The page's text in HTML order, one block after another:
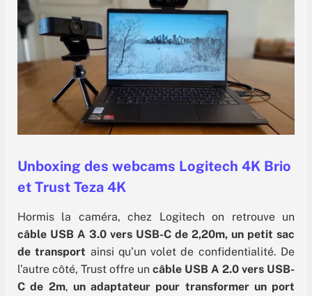
Unboxing des webcams Logitech 4K Brio
et Trust Teza 4K
Hormis la caméra, chez Logitech on retrouve un
câble USB A 3.0 vers USB-C de 2,20m, un petit sac
de transport ainsi qu’un volet de confidentialité. De
l’autre côté, Trust offre un câble USB A 2.0 vers USB-
C de 2m, un adaptateur pour transformer un port